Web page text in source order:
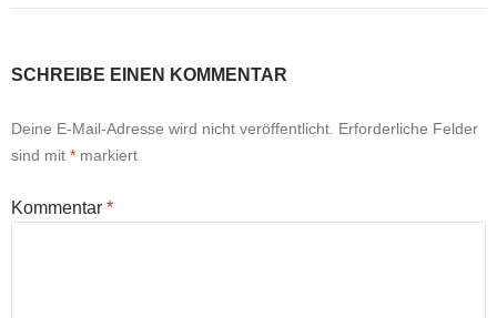
SCHREIBE EINEN KOMMENTAR
Deine E-Mail-Adresse wird nicht veröffentlicht. Erforderliche Felder
sind mit * markiert
Kommentar *